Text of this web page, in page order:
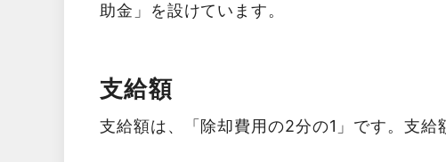
助金」を設けています。
支給額
支給額は、「除却費用の2分の1」です。支給